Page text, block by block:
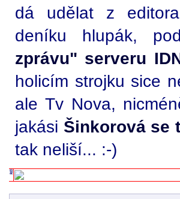
dá udělat z editora
deníku hlupák,
zprávu" serveru
holicím strojku sice
ale Tv Nova,
jakási Šinkorová se
tak neliší... :-)